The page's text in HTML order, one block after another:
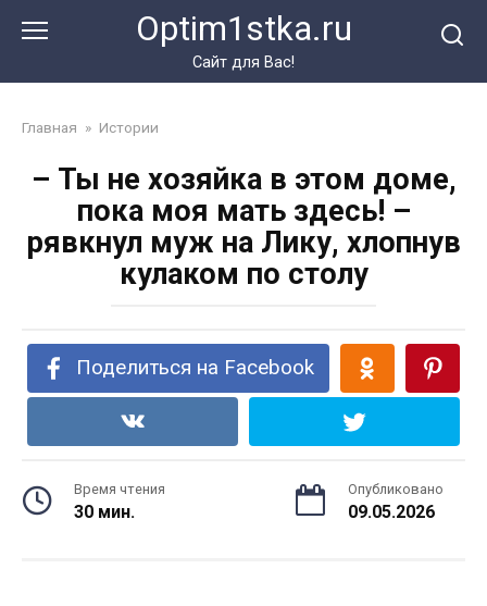
Optim1stka.ru
Сайт для Вас!
Главная » Истории
– Ты не хозяйка в этом доме,
пока моя мать здесь! –
рявкнул муж на Лику, хлопнув
кулаком по столу
Поделиться на Facebook
Время чтения
30 мин.
Опубликовано
09.05.2026